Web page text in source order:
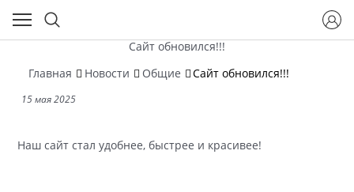
Сайт обновился!!!
Главная
Новости Общие Сайт обновился!!!
15 мая 2025
Наш сайт стал удобнее, быстрее и красивее!